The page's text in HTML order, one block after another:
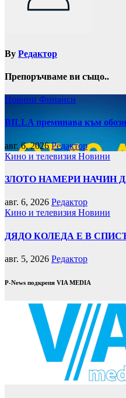
By Редактор
Препоръчваме ви също..
Новини Финанси
BILLA преминава към
авг. 6, 2026Редактор
Кино и телевизия Новини
ЗЛОТО НАМЕРИ НАЧИН
авг. 6, 2026 Редактор
Кино и телевизия Новини
ДЯДО КОЛЕДА Е В
авг. 5, 2026 Редактор
P-News подкрепя VIA MEDIA